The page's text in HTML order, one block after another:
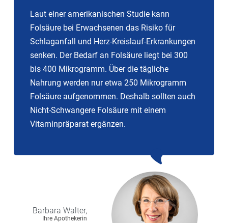
Laut einer amerikanischen Studie kann
Folsäure bei Erwachsenen das Risiko für
Schlaganfall und Herz-Kreislauf-Erkrankungen
senken. Der Bedarf an Folsäure liegt bei 300
bis 400 Mikrogramm. Über die tägliche
Nahrung werden nur etwa 250 Mikrogramm
Folsäure aufgenommen. Deshalb sollten auch
Nicht-Schwangere Folsäure mit einem
Vitaminpräparat ergänzen.
Barbara Walter,
Ihre Apothekerin